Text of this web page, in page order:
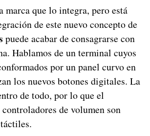
marca que lo integra, pero está
de este nuevo concepto de
puede acabar de consagrarse con
Hablamos de un terminal cuyos
por un panel curvo en
los nuevos botones digitales. La
de todo, por lo que el
de volumen son